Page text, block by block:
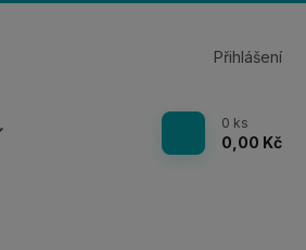
Přihlášení
0 ks
0,00 Kč